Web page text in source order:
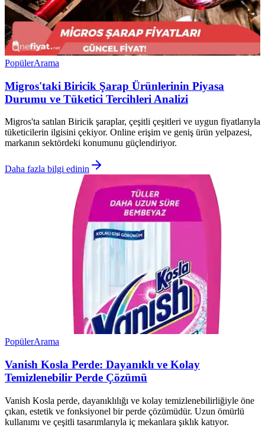
PopülerArama
Migros'taki Biricik Şarap Ürünlerinin Piyasa
Durumu ve Tüketici Tercihleri Analizi
Migros'ta satılan Biricik şaraplar, çeşitli çeşitleri ve uygun fiyatlarıyla
tüketicilerin ilgisini çekiyor. Online erişim ve geniş ürün yelpazesi,
markanın sektördeki konumunu güçlendiriyor.
Daha fazla bilgi edinin
PopülerArama
Vanish Kosla Perde: Dayanıklı ve Kolay
Temizlenebilir Perde Çözümü
Vanish Kosla perde, dayanıklılığı ve kolay temizlenebilirliğiyle öne
çıkan, estetik ve fonksiyonel bir perde çözümüdür. Uzun ömürlü
kullanımı ve çeşitli tasarımlarıyla iç mekanlara şıklık katıyor.